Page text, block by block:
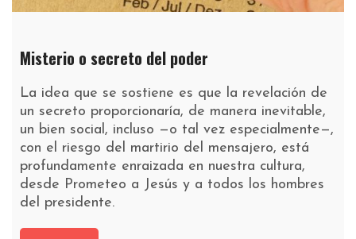
Misterio o secreto del poder
La idea que se sostiene es que la revelación de
un secreto proporcionaría, de manera inevitable,
un bien social, incluso —o tal vez especialmente—,
con el riesgo del martirio del mensajero, está
profundamente enraizada en nuestra cultura,
desde Prometeo a Jesús y a todos los hombres
del presidente.